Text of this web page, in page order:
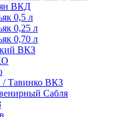
ВКД
0,5 л
0,25 л
0,70 л
ВКЗ
ВКЗ
Сабля